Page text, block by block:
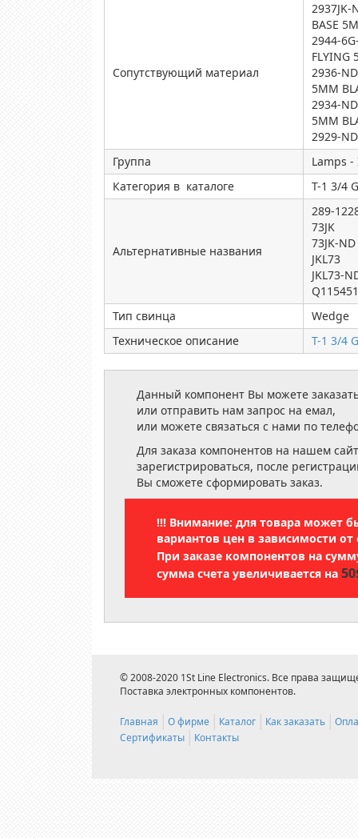
Сопутствующий материал
2937JK-
BASE
2944-
FLYING
2936-
5MM
2934-
5MM
2929-
Группа
Lamps
Категория в каталоге
T-1 3/4
Альтернативные названия
289-
73JK
73JK-ND
JKL73
JKL73-
Тип свинца
Wedge
Техническое описание
T-1 3/4
Данный компонент Вы можете
или отправить нам запрос на емал,
или можете связаться с нами по
Для заказа компонентов на нашем
зарегистрироваться, после
Вы сможете сформировать заказ.
!!! Внимание: для товара может
вариантов цен в зависимости от
При заказе компонентов на
сумма счета увеличивается на
© 2008-2020 1St Line Electronics. Все права
Поставка электронных компонентов.
Главная О фирме Каталог Как заказать
Сертификаты
Контакты